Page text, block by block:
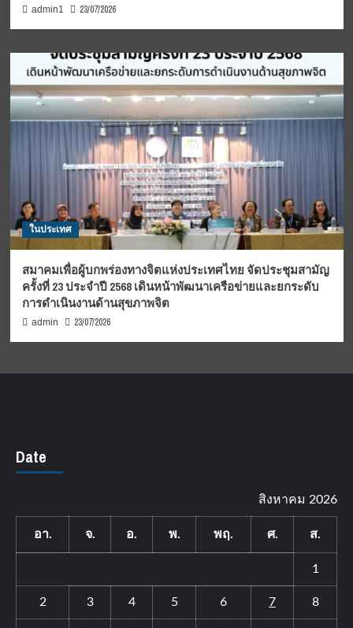
admin1 23/07/2026
ในประเทศ
สมาคมเพื่อผู้บกพร่องทางจิตแห่งประเทศไทย จัดประชุมสามัญ
ครั้งที่ 23 ประจำปี 2568 เดินหน้าพัฒนาเครือข่ายและยกระดับ
การดำเนินงานด้านสุขภาพจิต
admin 23/07/2026
Date
สิงหาคม 2026
อา. จ. อ. พ. พฤ. ศ. ส.
1
2 3 4 5 6 7 8